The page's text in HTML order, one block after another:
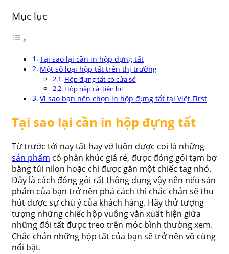
Mục lục
Tại sao lại cần in hộp đựng tất
Một số loại hộp tất trên thị trường
Hộp đựng tất có cửa sổ
Hộp nắp cài tiện lợi
Vì sao bạn nên chọn in hộp đựng tất tại Việt First
Tại sao lại cần in hộp đựng tất
Từ trước tới nay tất hay vớ luôn được coi là những
sản phẩm có phân khúc giá rẻ, được đóng gói tạm bợ
bằng túi nilon hoặc chỉ được gắn một chiếc tag nhỏ.
Đây là cách đóng gói rất thông dụng vậy nên nếu sản
phẩm của bạn trở nên phá cách thì chắc chắn sẽ thu
hút được sự chú ý của khách hàng. Hãy thử tượng
tượng những chiếc hộp vuông vắn xuất hiện giữa
những đôi tất được treo trên móc bình thường xem.
Chắc chắn những hộp tất của bạn sẽ trở nên vô cùng
nổi bật.